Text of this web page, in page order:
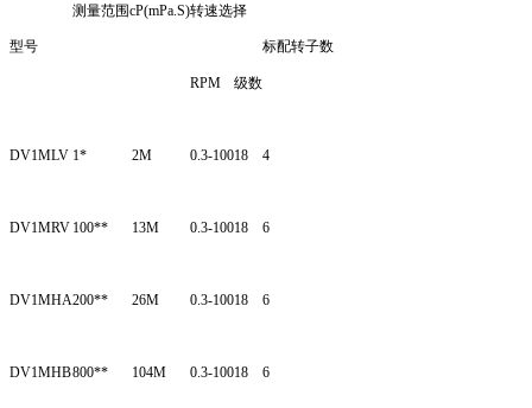
型号
测量范围cP(mPa.S)转速选择
标配转子数
RPM 级数
DV1MLV 1* 2M 0.3-10018 4
DV1MRV 100** 13M 0.3-10018 6
DV1MHA200** 26M 0.3-10018 6
DV1MHB800** 104M 0.3-10018 6